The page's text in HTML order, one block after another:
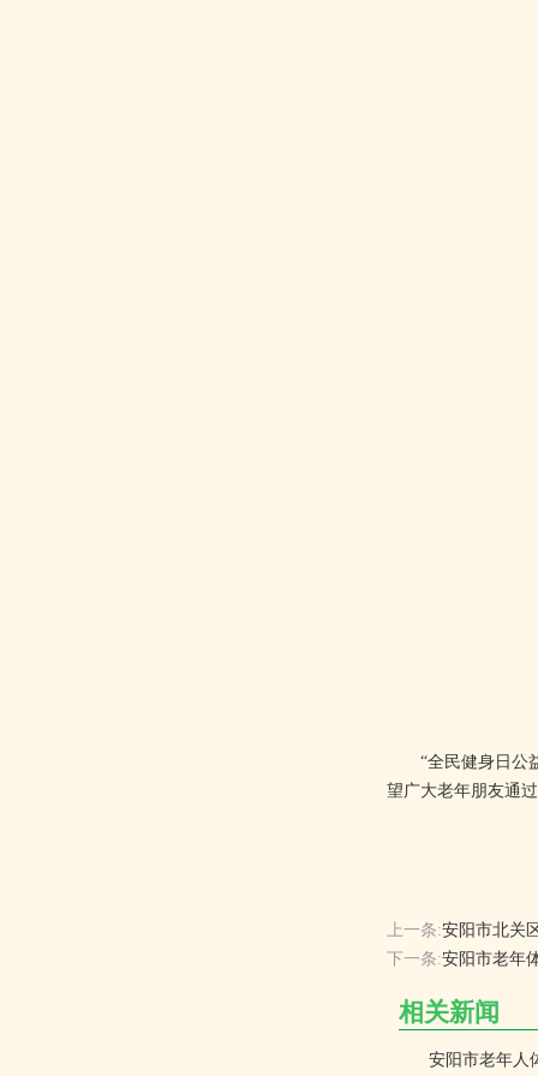
“全民健身日公益
望广大老年朋友通
上一条:安阳市北关
下一条:安阳市老年
相关新闻
安阳市老年人